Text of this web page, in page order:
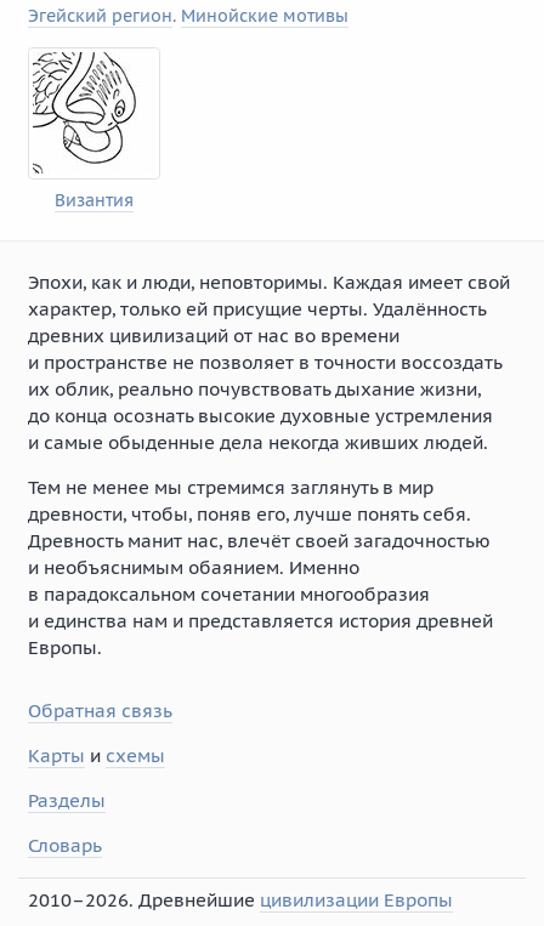
Эгейский регион. Минойские мотивы
Византия
Эпохи, как и люди, неповторимы. Каждая имеет свой
характер, только ей присущие черты. Удалённость
древних цивилизаций от нас во времени
и пространстве не позволяет в точности воссоздать
их облик, реально почувствовать дыхание жизни,
до конца осознать высокие духовные устремления
и самые обыденные дела некогда живших людей.
Тем не менее мы стремимся заглянуть в мир
древности, чтобы, поняв его, лучше понять себя.
Древность манит нас, влечёт своей загадочностью
и необъяснимым обаянием. Именно
в парадоксальном сочетании многообразия
и единства нам и представляется история древней
Европы.
Обратная связь
Карты и схемы
Разделы
Словарь
2010–2026. Древнейшие цивилизации Европы